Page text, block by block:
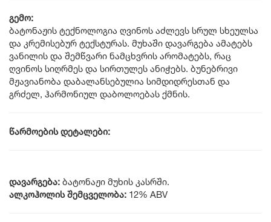
გემო:
ბატონაჟის ტექნოლოგია ღვინოს აძლევს სრულ სხეულსა
და კრემისებურ ტექსტურას. მუხაში დავარგება ამატებს
ვანილის და შემწვარი ნამცხვრის არომატებს, რაც
ღვინოს სიღრმეს და სირთულეს ანიჭებს. ბუნებრივი
მჟავიანობა დაბალანსებულია სიმდიდრესთან და
გრძელ, ჰარმონიულ დაბოლოებას ქმნის.
წარმოების დეტალები:
დავარგება: ბატონაჟი მუხის კასრში.
ალკოჰოლის შემცველობა: 12% ABV